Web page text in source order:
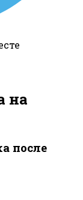
на
после